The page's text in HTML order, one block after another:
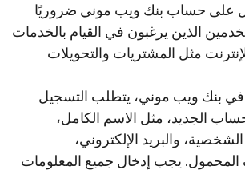
على حساب بنك ويب موني ضروريًا
الذين يرغبون في القيام بالخدمات
مثل المشتريات والتحويلات
بنك ويب موني، يتطلب التسجيل
الجديد، مثل الاسم الكامل،
والبريد الإلكتروني،
المحمول. يجب إدخال جميع المعلومات